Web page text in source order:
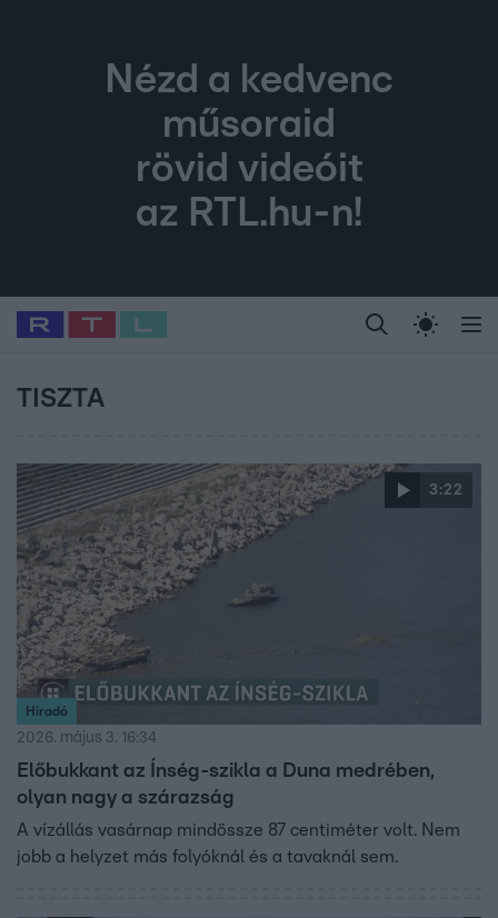
Nézd a kedvenc
műsoraid
rövid videóit
az RTL.hu-n!
Legfrissebb RTL Híradó Randi Celeb vagyok,
Babits Marcella Most Wanted Gallusz
TISZTA
3:22
Híradó
2026. május 3. 16:34
Előbukkant az Ínség-szikla a Duna medrében,
olyan nagy a szárazság
A vízállás vasárnap mindössze 87 centiméter volt. Nem
jobb a helyzet más folyóknál és a tavaknál sem.